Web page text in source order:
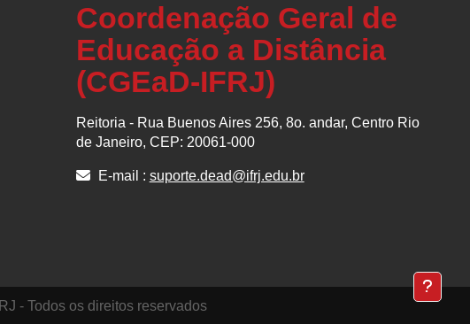
Coordenação Geral de
Educação a Distância
(CGEaD-IFRJ)
Reitoria - Rua Buenos Aires 256, 8o. andar, Centro Rio
de Janeiro, CEP: 20061-000
E-mail : suporte.dead@ifrj.edu.br
- Todos os direitos reservados